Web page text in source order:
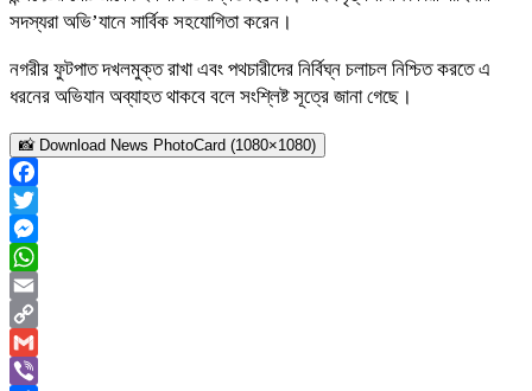
সদস্যরা অভি’যানে সার্বিক সহযোগিতা করেন।
নগরীর ফুটপাত দখলমুক্ত রাখা এবং পথচারীদের নির্বিঘ্ন চলাচল নিশ্চিত করতে এ
ধরনের অভিযান অব্যাহত থাকবে বলে সংশ্লিষ্ট সূত্রে জানা গেছে।
📸 Download News PhotoCard (1080×1080)
Facebook
Twitter
Messenger
WhatsApp
Email
Copy
Link
Gmail